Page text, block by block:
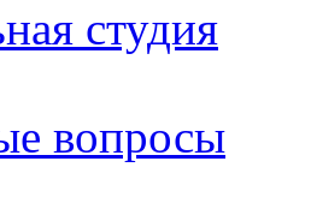
студия
вопросы